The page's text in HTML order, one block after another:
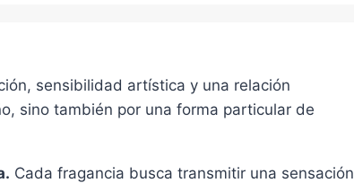
sensibilidad artística y una relación
sino también por una forma particular de
Cada fragancia busca transmitir una sensación